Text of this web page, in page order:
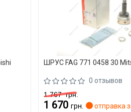
ШРУС FAG 771 0458 30
0 отзывов
1 767грн.
1 670грн.
отправка